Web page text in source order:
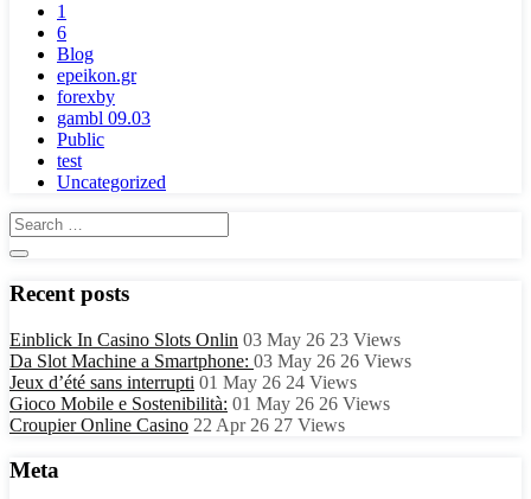
1
6
Blog
epeikon.gr
forexby
gambl 09.03
Public
test
Uncategorized
Recent posts
Einblick In Casino Slots Onlin 03 May 26 23 Views
Da Slot Machine a Smartphone: 03 May 26 26 Views
Jeux d’été sans interrupti 01 May 26 24 Views
Gioco Mobile e Sostenibilità: 01 May 26 26 Views
Croupier Online Casino 22 Apr 26 27 Views
Meta